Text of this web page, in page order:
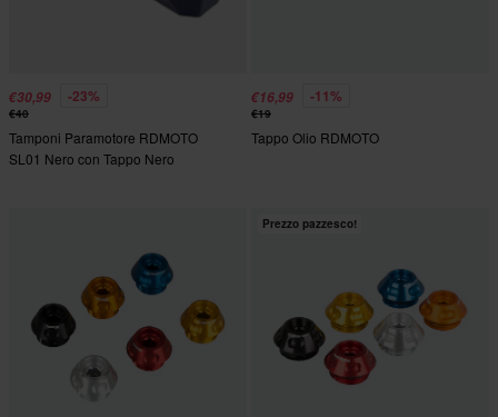
€30,99 -23%
€40
Tamponi Paramotore RDMOTO
SL01 Nero con Tappo Nero
€16,99 -11%
€19
Tappo Olio RDMOTO
Prezzo pazzesco!